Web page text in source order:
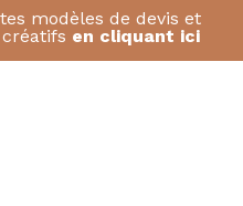
modèles de devis et
en cliquant ici